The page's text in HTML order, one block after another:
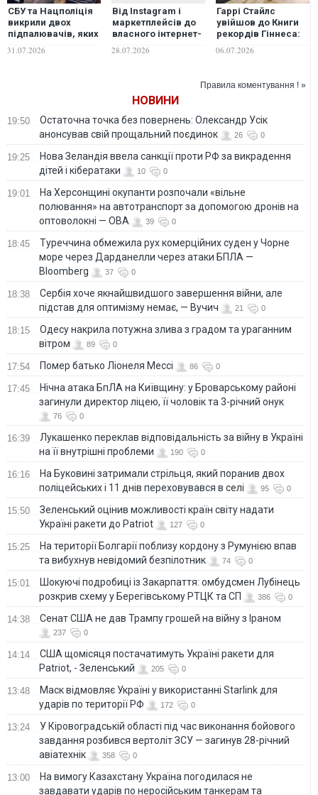
СБУ та Нацполіція
викрили двох
підпалювачів, яких
завербували через
31.07.2026
Від Instagram і
маркетплейсів до
власного інтернет-
28.07.2026
Гаррі Стайлс
увійшов до Книги
рекордів Гіннеса:
аншлагових
06.07.2026
Правила коментування ! »
НОВИНИ
19:50
Остаточна точка без повернень: Олександр Усік
анонсував свій прощальний поєдинок
26 0
19:25
Нова Зеландія ввела санкції проти РФ за викрадення
дітей і кібератаки
10 0
19:01
На Херсонщині окупанти розпочали «вільне
полювання» на автотранспорт за допомогою дронів на
оптоволокні — ОВА
39 0
18:45
Туреччина обмежила рух комерційних суден у Чорне
море через Дарданелли через атаки БПЛА —
Bloomberg
37 0
18:38
Сербія хоче якнайшвидшого завершення війни, але
підстав для оптимізму немає, — Вучич
21 0
18:15
Одесу накрила потужна злива з градом та ураганним
вітром
89 0
17:54 Помер батько Ліонеля Мессі 86 0
17:45
Нічна атака БпЛА на Київщину: у Броварському районі
загинули директор ліцею, її чоловік та 3-річний онук
76 0
16:39
Лукашенко переклав відповідальність за війну в Україні
на її внутрішні проблеми
190 0
16:16
На Буковині затримали стрільця, який поранив двох
поліцейських і 11 днів переховувався в селі
95 0
15:50
Зеленський оцінив можливості країн світу надати
Україні ракети до Patriot
127 0
15:25
На території Болгарії поблизу кордону з Румунією впав
та вибухнув невідомий безпілотник
74 0
15:01
Шокуючі подробиці із Закарпаття: омбудсмен Лубінець
розкрив схему у Берегівському РТЦК та СП
386 0
14:38 Сенат США не дав Трампу грошей на війну з Іраном
237 0
14:14
США щомісяця постачатимуть Україні ракети для
Patriot, - Зеленський
205 0
13:48
Маск відмовляє Україні у використанні Starlink для
ударів по території РФ
172 0
13:24
У Кіровоградській області під час виконання бойового
завдання розбився вертоліт ЗСУ — загинув 28-річний
авіатехнік
358 0
13:00
На вимогу Казахстану Україна погодилася не
завдавати ударів по неросійським танкерам та